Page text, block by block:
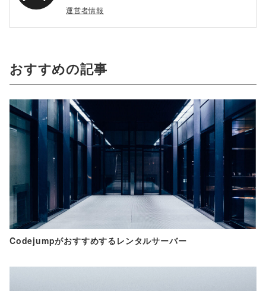
運営者情報
おすすめの記事
Codejumpがおすすめするレンタルサーバー